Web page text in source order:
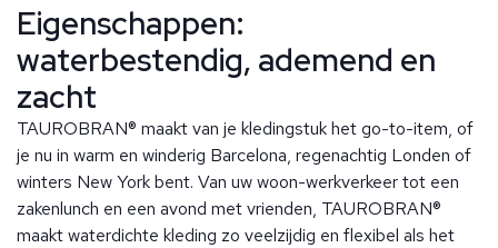
Eigenschappen:
waterbestendig, ademend en
zacht
TAUROBRAN® maakt van je kledingstuk het go-to-item, of
je nu in warm en winderig Barcelona, ​​regenachtig Londen of
winters New York bent. Van uw woon-werkverkeer tot een
zakenlunch en een avond met vrienden, TAUROBRAN®
maakt waterdichte kleding zo veelzijdig en flexibel als het